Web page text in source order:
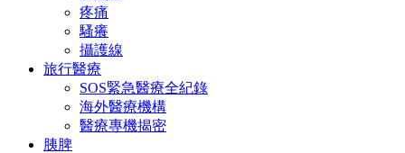
疼痛
騷癢
攝護線
旅行醫療
SOS緊急醫療全紀錄
海外醫療機構
醫療專機揭密
胰脾